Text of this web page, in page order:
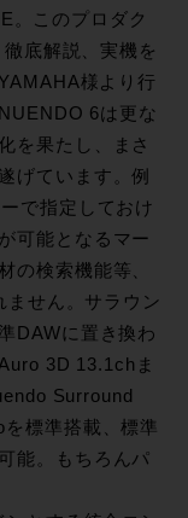
。このプロダク
底解説、実機を
様より行
6は更な
を果たし、まさ
げています。例
で指定しておけ
可能となるマー
の検索機能等、
ません。サラウン
DAWに置き換わ
3D 13.1chま
Surround
標準搭載、標準
能。もちろんパ